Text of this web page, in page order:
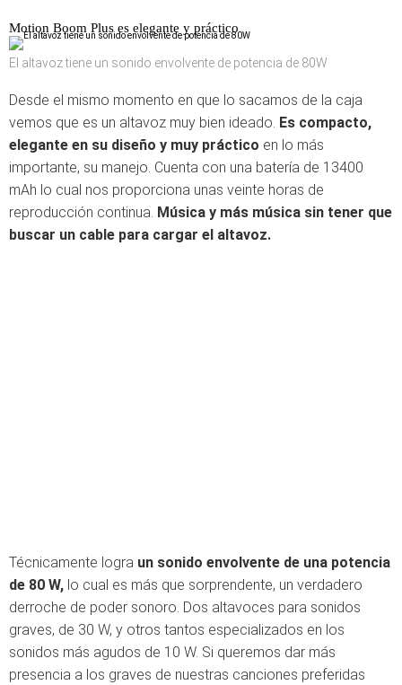
Motion Boom Plus es elegante y práctico
El altavoz tiene un sonido envolvente de potencia de 80W
Desde el mismo momento en que lo sacamos de la caja
vemos que es un altavoz muy bien ideado. Es compacto,
elegante en su diseño y muy práctico en lo más
importante, su manejo. Cuenta con una batería de 13400
mAh lo cual nos proporciona unas veinte horas de
reproducción continua. Música y más música sin tener que
buscar un cable para cargar el altavoz.
Técnicamente logra un sonido envolvente de una potencia
de 80 W, lo cual es más que sorprendente, un verdadero
derroche de poder sonoro. Dos altavoces para sonidos
graves, de 30 W, y otros tantos especializados en los
sonidos más agudos de 10 W. Si queremos dar más
presencia a los graves de nuestras canciones preferidas